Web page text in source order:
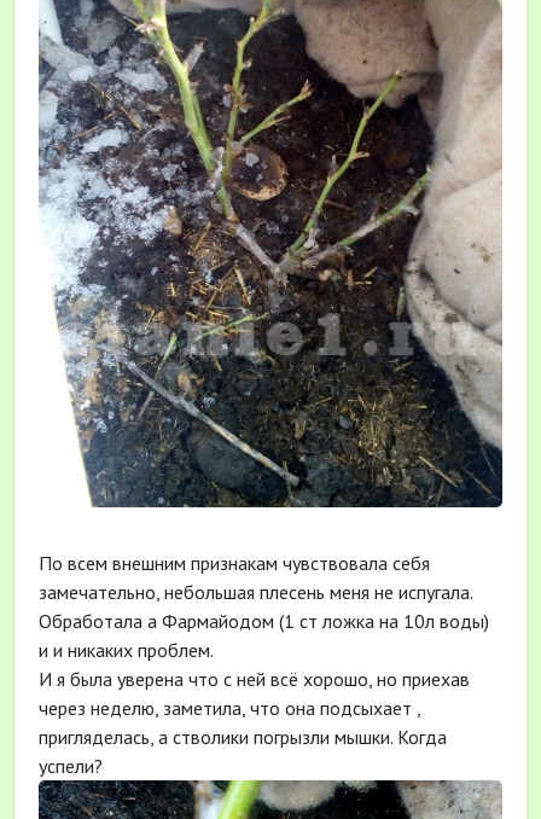
По всем внешним признакам чувствовала себя
замечательно, небольшая плесень меня не испугала.
Обработала а Фармайодом (1 ст ложка на 10л воды)
и и никаких проблем.
И я была уверена что с ней всё хорошо, но приехав
через неделю, заметила, что она подсыхает ,
пригляделась, а стволики погрызли мышки. Когда
успели?